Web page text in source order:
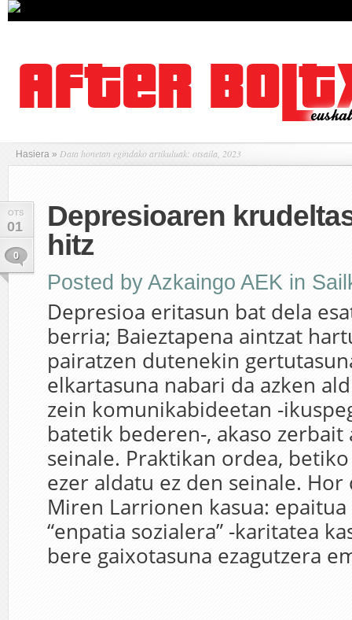
Hasiera » Data honetan egindako artikuluak: otsaila, 2023
OTS
01
0
Depresioaren
hitz
Posted byAzkaingo AEK in
Depresioa eritasun bat dela
berria; Baieztapena aintzat
pairatzen dutenekin
elkartasuna nabari da azken
zein komunikabideetan -
batetik bederen-, akaso
seinale. Praktikan ordea,
ezer aldatu ez den seinale.
Miren Larrionen kasua:
“enpatia sozialera” -karitatea
bere gaixotasuna ezagutzera